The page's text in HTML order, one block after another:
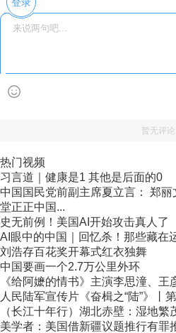
登录
暂无评论
热门视频
习言道｜健康是1 其他是后面的0
中国国民党前副主席夏立言： 郑
堂正正中国...
史无前例！美国AI开始攻击真人了
AI眼中的中国｜回忆杀！那些藏在
刘浩存百花奖开幕式红衣独舞
中国要画一个2.7万公里外环
《给阿嬷的情书》主演李思潼、王
人民陆军宣传片《奋楫之“陆”》丨
（长江十年行）湖北赤壁：湿地繁
美学者：美国借新疆议题推行有罪